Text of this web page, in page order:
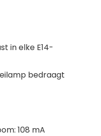
in elke E14-
bedraagt
108 mA